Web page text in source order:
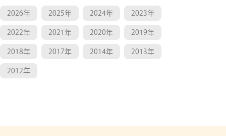
2026年 2025年 2024年 2023年
2022年 2021年 2020年 2019年
2018年 2017年 2014年 2013年
2012年